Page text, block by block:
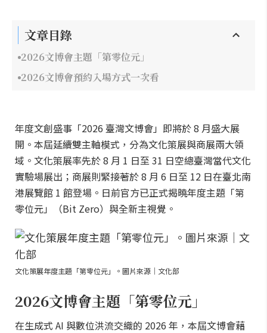
文章目錄
2026文博會主題「第零位元」
2026文博會預約入場方式一次看
年度文創盛事「2026 臺灣文博會」即將於 8 月盛大展
開。本屆延續雙主軸模式，分為文化策展與商展兩大領
域。文化策展率先於 8 月 1 日至 31 日空總臺灣當代文化
實驗場展出；商展則緊接著於 8 月 6 日至 12 日在臺北南
港展覽館 1 館登場。日前官方已正式揭曉年度主題「第
零位元」（Bit Zero）與全新主視覺。
文化策展年度主題「第零位元」。圖片來源｜文化部
2026文博會主題「第零位元」
在生成式 AI 與數位洪流交織的 2026 年，本屆文博會藉